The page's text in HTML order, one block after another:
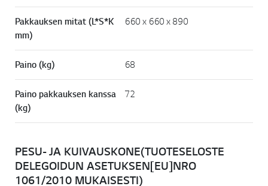
Pakkauksen mitat (L*S*K
mm)
660 x 660 x 890
Paino (kg) 68
Paino pakkauksen kanssa
(kg)
72
PESU- JA KUIVAUSKONE(TUOTESELOSTE
DELEGOIDUN ASETUKSEN[EU]NRO
1061/2010 MUKAISESTI)